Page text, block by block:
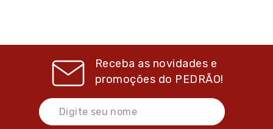
Receba as novidades e
promoções do PEDRÃO!